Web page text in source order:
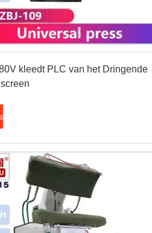
kleedt PLC van het Dringende